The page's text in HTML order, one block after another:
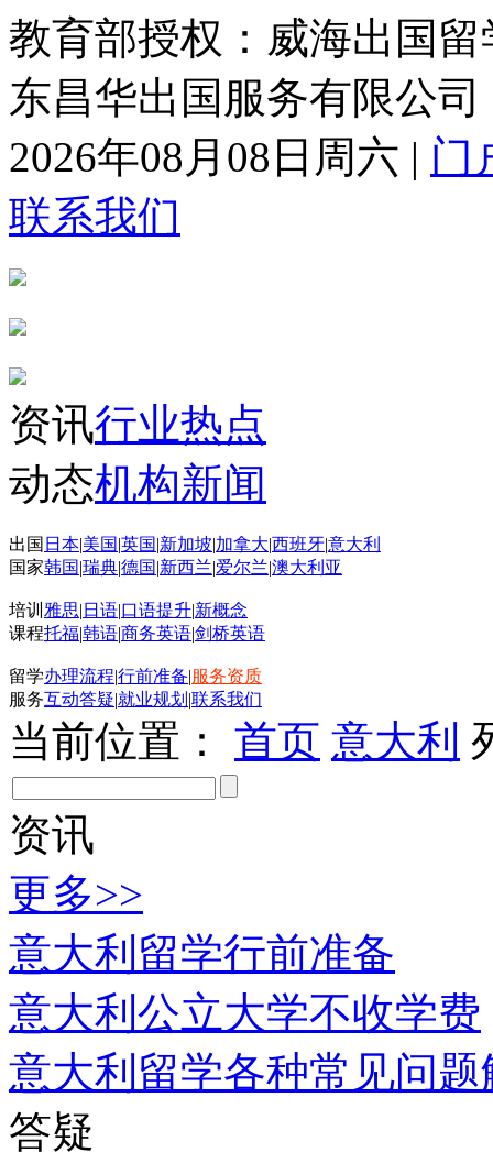
教育部授权：威海出国留
东昌华出国服务有限公司
2026年08月08日周六 | 门
联系我们
资讯行业热点
动态机构新闻
出国 日本|美国|英国|新加坡|加拿大|西班牙|意大利
国家韩国|瑞典|德国|新西兰|爱尔兰|澳大利亚
培训 雅思| 日语|口语提升|新概念
课程托福|韩语|商务英语|剑桥英语
留学办理流程|行前准备|服务资质
服务互动答疑|就业规划 |联系我们
当前位置： 首页 意大利
资讯
更多>>
意大利留学行前准备
意大利公立大学不收学费
意大利留学各种常见问题
答疑